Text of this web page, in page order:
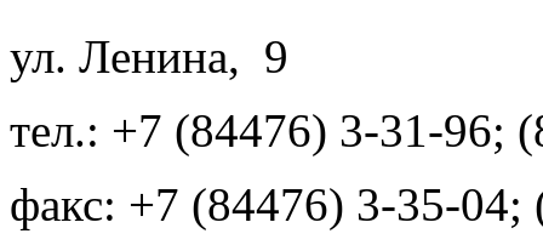
ул. Ленина, 9
тел.: +7 (84476) 3-31-96;
факс: +7 (84476) 3-35-04;